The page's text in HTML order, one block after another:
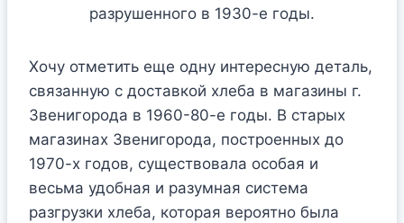
разрушенного в 1930-е годы.
Хочу отметить еще одну интересную деталь,
связанную с доставкой хлеба в магазины г.
Звенигорода в 1960-80-е годы. В старых
магазинах Звенигорода, построенных до
1970-х годов, существовала особая и
весьма удобная и разумная система
разгрузки хлеба, которая вероятно была